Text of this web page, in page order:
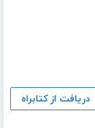
دریافت از کتابراه